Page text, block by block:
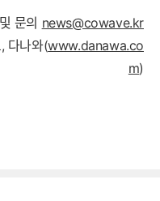
문의 news@cowave.kr
다나와(www.danawa.co
m)